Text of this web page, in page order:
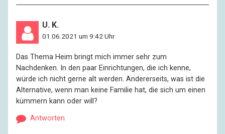
Mode. Ich glaube nicht, dass wir weniger Angst hatten
vor dem Krieg, vor der Polizei, vor den Kollegen. Aber
wir haben uns dieser Angst nicht so ausgeliefert.
Heute geraten alle bei jeder Schlagzeile in Panik. Wer
es nicht lernt, mit seiner Angst zu leben, der lernt es
auch nicht, über seinen eigenen Schatten zu springen
oder auf jemanden zuzugehen. Meine Sehnsüchte
sind unerfüllbar geworden, weil ich zu alt bin. Die
jetzt schon unerfüllbar, wenn sie zu ängstlich sind. Die
U. K.
01.06.2021 um 9:42 Uhr
Das Thema Heim bringt mich immer sehr zum
Nachdenken. In den paar Einrichtungen, die ich kenne,
würde ich nicht gerne alt werden. Andererseits, was ist die
Alternative, wenn man keine Familie hat, die sich um einen
kümmern kann oder will?
Antworten